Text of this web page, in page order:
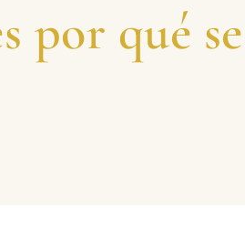
por qué